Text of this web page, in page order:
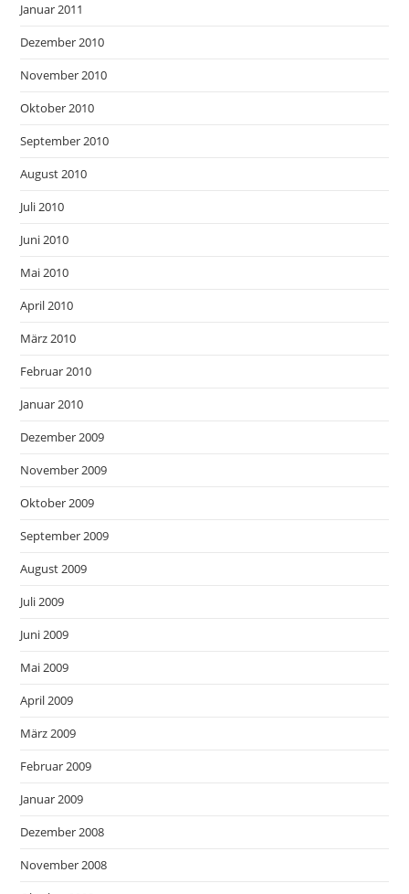
Januar 2011
Dezember 2010
November 2010
Oktober 2010
September 2010
August 2010
Juli 2010
Juni 2010
Mai 2010
April 2010
März 2010
Februar 2010
Januar 2010
Dezember 2009
November 2009
Oktober 2009
September 2009
August 2009
Juli 2009
Juni 2009
Mai 2009
April 2009
März 2009
Februar 2009
Januar 2009
Dezember 2008
November 2008